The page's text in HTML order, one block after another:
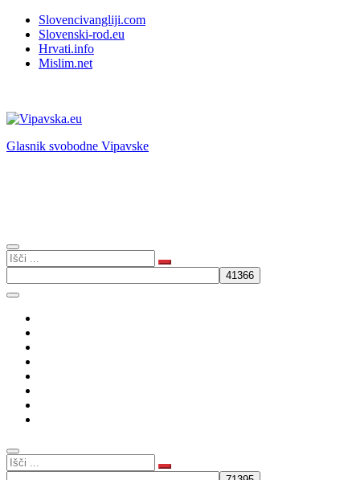
Slovencivangliji.com
Slovenski-rod.eu
Hrvati.info
Mislim.net
Glasnik svobodne Vipavske